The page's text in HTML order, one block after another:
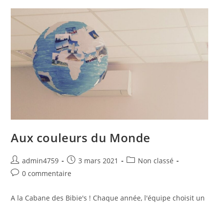
Aux couleurs du Monde
admin4759 3 mars 2021
Non classé
0 commentaire
A la Cabane des Bibie's ! Chaque année, l'équipe choisit un